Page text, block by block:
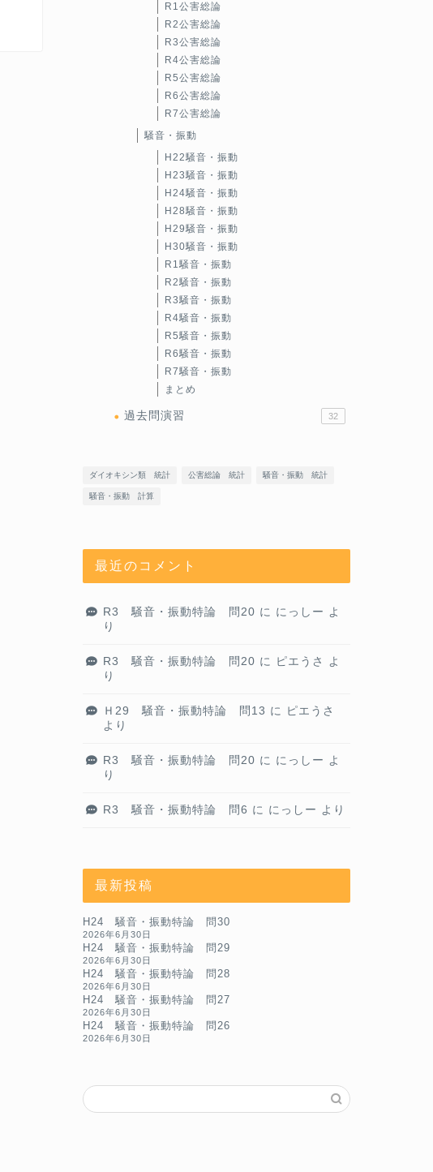
R1公害総論
R2公害総論
R3公害総論
R4公害総論
R5公害総論
R6公害総論
R7公害総論
騒音・振動
H22騒音・振動
H23騒音・振動
H24騒音・振動
H28騒音・振動
H29騒音・振動
H30騒音・振動
R1騒音・振動
R2騒音・振動
R3騒音・振動
R4騒音・振動
R5騒音・振動
R6騒音・振動
R7騒音・振動
まとめ
過去問演習 32
ダイオキシン類 統計 公害総論 統計 騒音・振動 統計
騒音・振動 計算
最近のコメント
R3 騒音・振動特論 問20 に にっしー よ
り
R3 騒音・振動特論 問20 に ピエうさ
よ
り
Ｈ29 騒音・振動特論 問13 に ピエうさ
より
R3 騒音・振動特論 問20 に にっしー よ
り
R3 騒音・振動特論 問6 に にっしー より
最新投稿
H24 騒音・振動特論 問30
2026年6月30日
H24 騒音・振動特論 問29
2026年6月30日
H24 騒音・振動特論 問28
2026年6月30日
H24 騒音・振動特論 問27
2026年6月30日
H24 騒音・振動特論 問26
2026年6月30日